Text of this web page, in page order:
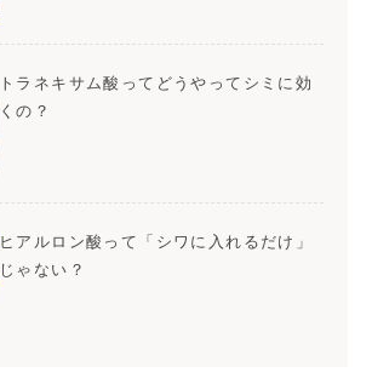
トラネキサム酸ってどうやってシミに効
くの？
ヒアルロン酸って「シワに入れるだけ」
じゃない？